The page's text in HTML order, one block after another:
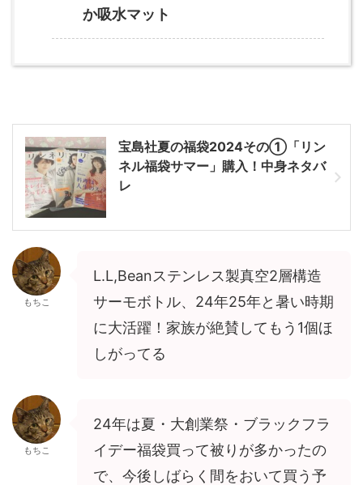
か吸水マット
宝島社夏の福袋2024その①「リン
ネル福袋サマー」購入！中身ネタバ
レ
もちこ
L.L,Beanステンレス製真空2層構造
サーモボトル、24年25年と暑い時期
に大活躍！家族が絶賛してもう1個ほ
しがってる
もちこ
24年は夏・大創業祭・ブラックフラ
イデー福袋買って被りが多かったの
で、今後しばらく間をおいて買う予